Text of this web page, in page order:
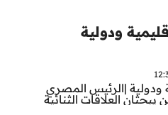
ودولية
ودولية |الرئيس المصري
يبحثان العلاقات الثنائية